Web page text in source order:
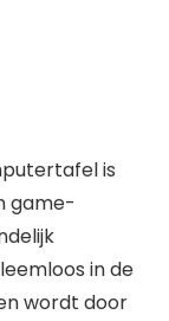
is
game-
in de
wordt door